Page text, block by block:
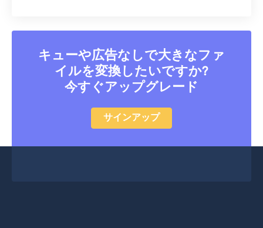
キューや広告なしで大きなファ
イルを変換したいですか?
今すぐアップグレード
サインアップ